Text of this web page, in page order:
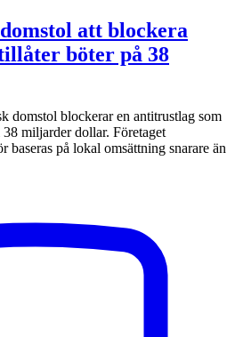
att blockera
böter på 38
domstol blockerar en antitrustlag som
miljarder dollar. Företaget
baseras på lokal omsättning snarare än